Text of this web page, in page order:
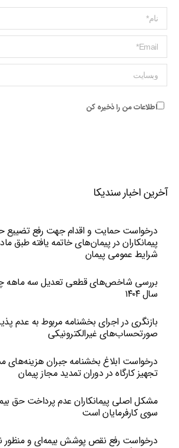
Name *
ایمیل *
وبسایت
اطلاعات من را ذخیره کن
آخرین اخبار سندیکا
درخواست حمایت و اقدام جهت رفع تضییع
شرایط عمومی پیمان
بررسی شاخص‌های قطعی تعدیل سه ماهه
سال ۱۴۰۴
بازنگری در اجرای بخشنامه مربوط به عدم
صورتحساب‌های غیرالکترونیکی
درخواست ابلاغ بخشنامه جبران هزینه‌های
تجهیز کارگاه در دوران تمدید مجاز پیمان
مشکل اصلی پیمانکاران عدم پرداخت حق
سوی کارفرمایان است
درخواست رفع نقص پوشش بیمه‌ای و منظور